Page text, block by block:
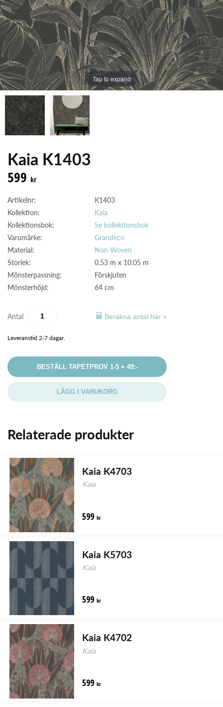
Tap to expand
Kaia K1403
599 kr
Artikelnr:
K1403
Kollektion:
Kaia
Kollektionsbok:
Se kollektionsbok
Varumärke:
Grandeco
Material:
Non Woven
Storlek:
0.53 m x 10.05 m
Mönsterpassning:
Förskjuten
Mönsterhöjd:
64 cm
Antal Beräkna antal här »
Leveranstid 2-7 dagar.
BESTÄLL TAPETPROV 1-5 = 49:-
LÄGG I VARUKORG
Relaterade produkter
Kaia K4703
Kaia
599 kr
Kaia K5703
Kaia
599 kr
Kaia K4702
Kaia
599 kr